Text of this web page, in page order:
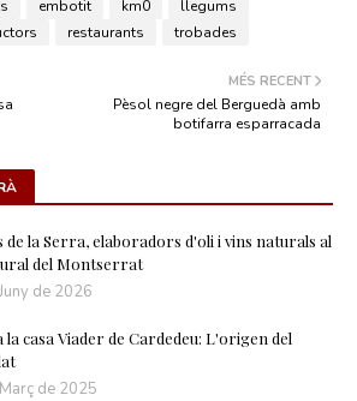
embotit km0
llegums
restaurants trobades
MÉS RECENT
Pèsol negre del Berguedà amb
botifarra esparracada
de la Serra, elaboradors d'oli i vins naturals al
del Montserrat
de 2026
la casa Viader de Cardedeu: L'origen del
de 2025